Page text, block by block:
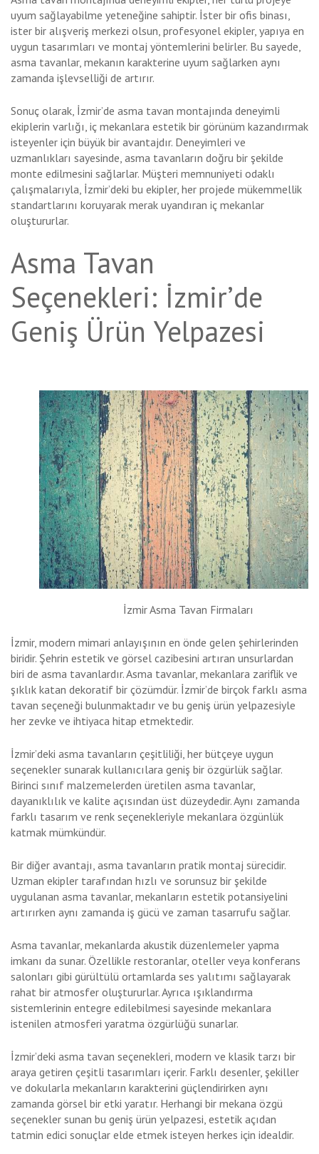
uyum sağlayabilme yeteneğine sahiptir. İster bir ofis binası,
ister bir alışveriş merkezi olsun, profesyonel ekipler, yapıya en
uygun tasarımları ve montaj yöntemlerini belirler. Bu sayede,
asma tavanlar, mekanın karakterine uyum sağlarken aynı
zamanda işlevselliği de artırır.
Sonuç olarak, İzmir’de asma tavan montajında deneyimli
ekiplerin varlığı, iç mekanlara estetik bir görünüm kazandırmak
isteyenler için büyük bir avantajdır. Deneyimleri ve
uzmanlıkları sayesinde, asma tavanların doğru bir şekilde
monte edilmesini sağlarlar. Müşteri memnuniyeti odaklı
çalışmalarıyla, İzmir’deki bu ekipler, her projede mükemmellik
standartlarını koruyarak merak uyandıran iç mekanlar
oluştururlar.
Asma Tavan
Seçenekleri: İzmir’de
Geniş Ürün Yelpazesi
İzmir Asma Tavan Firmaları
İzmir, modern mimari anlayışının en önde gelen şehirlerinden
biridir. Şehrin estetik ve görsel cazibesini artıran unsurlardan
biri de asma tavanlardır. Asma tavanlar, mekanlara zariflik ve
şıklık katan dekoratif bir çözümdür. İzmir’de birçok farklı asma
tavan seçeneği bulunmaktadır ve bu geniş ürün yelpazesiyle
her zevke ve ihtiyaca hitap etmektedir.
İzmir’deki asma tavanların çeşitliliği, her bütçeye uygun
seçenekler sunarak kullanıcılara geniş bir özgürlük sağlar.
Birinci sınıf malzemelerden üretilen asma tavanlar,
dayanıklılık ve kalite açısından üst düzeydedir. Aynı zamanda
farklı tasarım ve renk seçenekleriyle mekanlara özgünlük
katmak mümkündür.
Bir diğer avantajı, asma tavanların pratik montaj sürecidir.
Uzman ekipler tarafından hızlı ve sorunsuz bir şekilde
uygulanan asma tavanlar, mekanların estetik potansiyelini
artırırken aynı zamanda iş gücü ve zaman tasarrufu sağlar.
Asma tavanlar, mekanlarda akustik düzenlemeler yapma
imkanı da sunar. Özellikle restoranlar, oteller veya konferans
salonları gibi gürültülü ortamlarda ses yalıtımı sağlayarak
rahat bir atmosfer oluştururlar. Ayrıca ışıklandırma
sistemlerinin entegre edilebilmesi sayesinde mekanlara
istenilen atmosferi yaratma özgürlüğü sunarlar.
İzmir’deki asma tavan seçenekleri, modern ve klasik tarzı bir
araya getiren çeşitli tasarımları içerir. Farklı desenler, şekiller
ve dokularla mekanların karakterini güçlendirirken aynı
zamanda görsel bir etki yaratır. Herhangi bir mekana özgü
seçenekler sunan bu geniş ürün yelpazesi, estetik açıdan
tatmin edici sonuçlar elde etmek isteyen herkes için idealdir.